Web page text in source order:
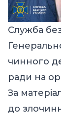
Служба
чинного
ради на
За
до